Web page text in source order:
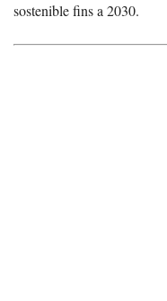
sostenible fins a 2030.